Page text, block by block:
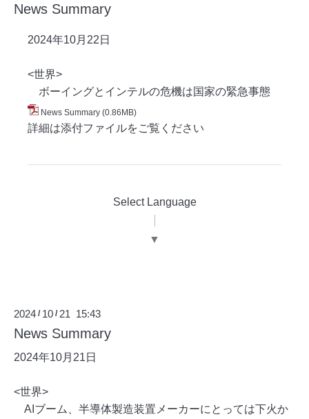
News Summary
2024年10月22 日
<世界>
ボーイングとインテルの危機は国家の緊急事態
News Summary (0.86MB)
詳細は添付ファイルをご覧ください
Select Language
▼
2024 / 10 / 21 15:43
News Summary
2024年10月21 日
<世界>
AIブーム、半導体製造装置メーカーにとっては下火か